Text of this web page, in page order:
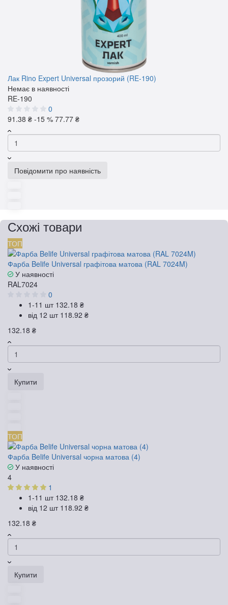
Лак Rino Expert Universal прозорий (RE-190)
Немає в наявності
RE-190
0
91.38 ₴ -15 % 77.77 ₴
Повідомити про наявність
Схожі товари
ТОП
Фарба Belife Universal графітова матова (RAL 7024M)
У наявності
RAL7024
0
1-11 шт 132.18 ₴
від 12 шт 118.92 ₴
132.18 ₴
Купити
ТОП
Фарба Belife Universal чорна матова (4)
У наявності
4
1
1-11 шт 132.18 ₴
від 12 шт 118.92 ₴
132.18 ₴
Купити